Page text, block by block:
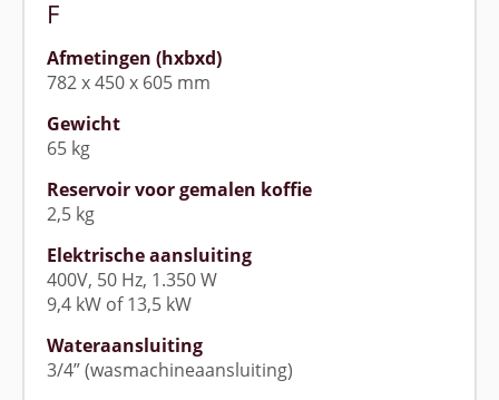
F
Afmetingen (hxbxd)
782 x 450 x 605 mm
Gewicht
65 kg
Reservoir voor gemalen koffie
2,5 kg
Elektrische aansluiting
400V, 50 Hz, 1.350 W
9,4 kW of 13,5 kW
Wateraansluiting
3/4” (wasmachineaansluiting)